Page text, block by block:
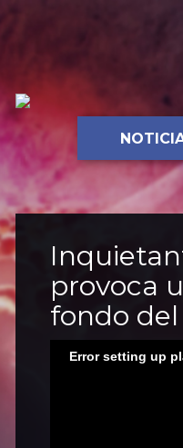
provoca
fondo
Error setting up